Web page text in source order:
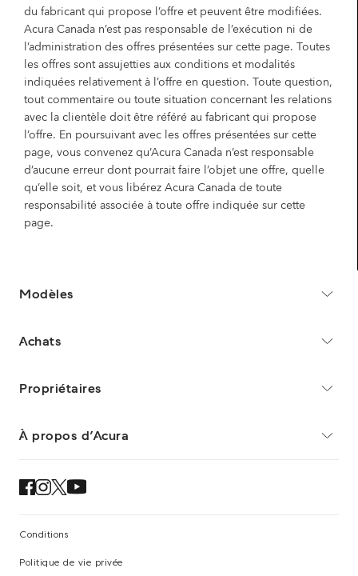
Achetez un ensemble de quatre pneus Michelin
sélectionnés et obtenez un rabais allant jusqu’à 100 $*.
PÉRIODE DE L’OFFRE DE RABAIS : Du 16 mars au 12 juin
2026*.
Télécharger la circulaire (PDF)
Goodyear – Promotion de rabais sur
les pneus de printemps
Achetez un ensemble de quatre pneus Goodyear
Juin 2026*.
Télécharger la circulaire (PDF)
Pirelli – Remise sur les pneus de
prolongée jusqu'au 14 juin
sélectionnés et obtenez un rabais allant jusqu’à 100 $*.
2026*.
du fabricant qui propose l’offre et peuvent être modifiées.
Acura Canada n’est pas responsable de l’exécution ni de
l’administration des offres présentées sur cette page. Toutes
les offres sont assujetties aux conditions et modalités
indiquées relativement à l’offre en question. Toute question,
tout commentaire ou toute situation concernant les relations
avec la clientèle doit être référé au fabricant qui propose
l’offre. En poursuivant avec les offres présentées sur cette
page, vous convenez qu’Acura Canada n’est responsable
d’aucune erreur dont pourrait faire l’objet une offre, quelle
qu’elle soit, et vous libérez Acura Canada de toute
responsabilité associée à toute offre indiquée sur cette
page.
Modèles
Achats
Propriétaires
À propos d’Acura
Conditions
Politique de vie privée